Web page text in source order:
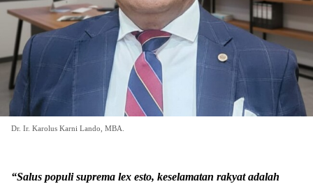
Dr. Ir. Karolus Karni Lando, MBA.
“Salus populi suprema lex esto, keselamatan rakyat adalah